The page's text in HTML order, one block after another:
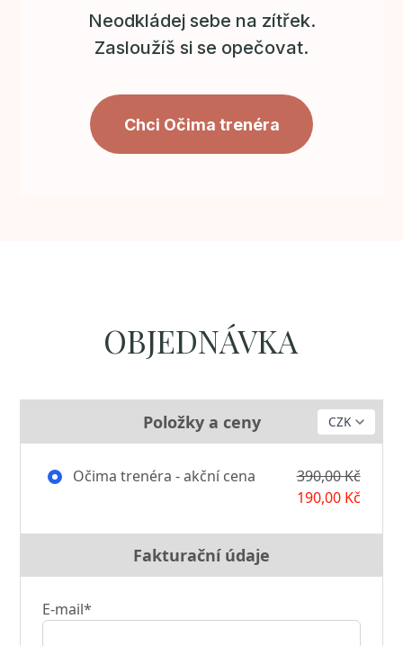
Neodkládej sebe na zítřek.
Zasloužíš si se opečovat.
Chci Očima trenéra
OBJEDNÁVKA
Položky a ceny
Očima trenéra - akční cena
390,00 Kč
190,00 Kč
Fakturační údaje
E-mail*